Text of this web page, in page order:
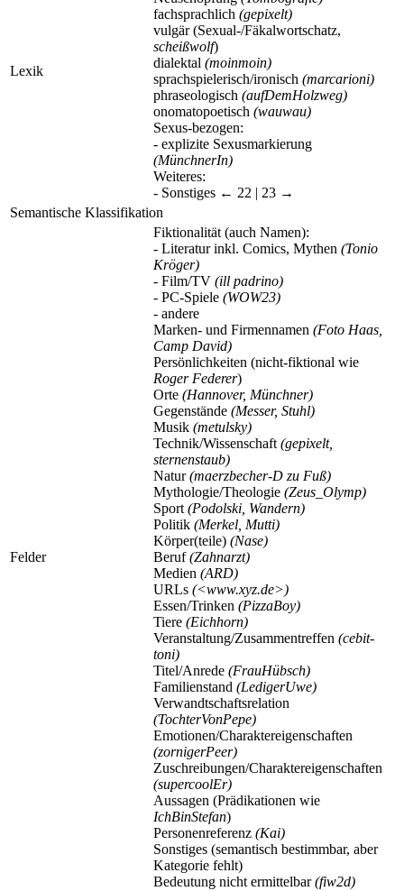
Lexik
fachsprachlich (gepixelt)
vulgär (Sexual-/Fäkalwortschatz,
scheißwolf)
dialektal (moinmoin)
sprachspielerisch/ironisch (marcarioni)
phraseologisch (aufDemHolzweg)
onomatopoetisch (wauwau)
Sexus-bezogen:
- explizite Sexusmarkierung
(MünchnerIn)
Weiteres:
- Sonstiges ← 22 | 23 →
Semantische Klassifikation
Felder
Fiktionalität (auch Namen):
- Literatur inkl. Comics, Mythen (Tonio
Kröger)
- Film/TV (ill padrino)
- PC-Spiele (WOW23)
- andere
Marken- und Firmennamen (Foto Haas,
Camp David)
Persönlichkeiten (nicht-fiktional wie
Roger Federer)
Orte (Hannover, Münchner)
Gegenstände (Messer, Stuhl)
Musik (metulsky)
Technik/Wissenschaft (gepixelt,
sternenstaub)
Natur(maerzbecher-D zu Fuß)
Mythologie/Theologie (Zeus_Olymp)
Sport (Podolski, Wandern)
Politik (Merkel, Mutti)
Körper(teile) (Nase)
Beruf(Zahnarzt)
Medien (ARD)
URLs (<www.xyz.de>)
Essen/Trinken (PizzaBoy)
Tiere (Eichhorn)
Veranstaltung/Zusammentreffen (cebit-
toni)
Titel/Anrede (FrauHübsch)
Familienstand (LedigerUwe)
Verwandtschaftsrelation
(TochterVonPepe)
Emotionen/Charaktereigenschaften
(zornigerPeer)
Zuschreibungen/Charaktereigenschaften
(supercoolEr)
Aussagen (Prädikationen wie
IchBinStefan)
Personenreferenz (Kai)
Sonstiges (semantisch bestimmbar, aber
Kategorie fehlt)
Bedeutung nicht ermittelbar(fiw2d)